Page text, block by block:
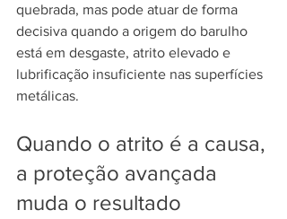
quebrada, mas pode atuar de forma
decisiva quando a origem do barulho
está em desgaste, atrito elevado e
lubrificação insuficiente nas superfícies
metálicas.
Quando o atrito é a causa,
a proteção avançada
muda o resultado